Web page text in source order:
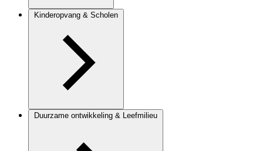
Kinderopvang & Scholen
Duurzame ontwikkeling & Leefmilieu